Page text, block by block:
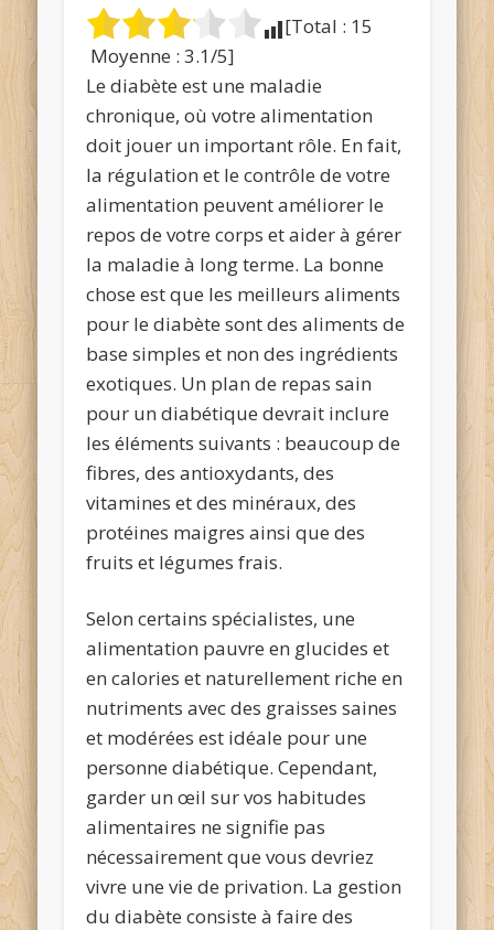
[Total : 15
Moyenne :3.1/5]
Le diabète est une maladie
chronique, où votre alimentation
doit jouer un important rôle. En fait,
la régulation et le contrôle de votre
alimentation peuvent améliorer le
repos de votre corps et aider à gérer
la maladie à long terme. La bonne
chose est que les meilleurs aliments
pour le diabète sont des aliments de
base simples et non des ingrédients
exotiques. Un plan de repas sain
pour un diabétique devrait inclure
les éléments suivants : beaucoup de
fibres, des antioxydants, des
vitamines et des minéraux, des
protéines maigres ainsi que des
fruits et légumes frais.
Selon certains spécialistes, une
alimentation pauvre en glucides et
en calories et naturellement riche en
nutriments avec des graisses saines
et modérées est idéale pour une
personne diabétique. Cependant,
garder un œil sur vos habitudes
alimentaires ne signifie pas
nécessairement que vous devriez
vivre une vie de privation. La gestion
du diabète consiste à faire des